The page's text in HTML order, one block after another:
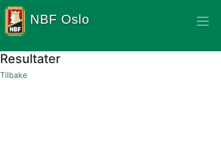
NBF Oslo
Resultater
Tilbake